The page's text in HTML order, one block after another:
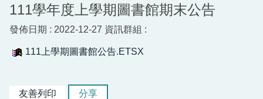
111學年度上學期圖書館期末公告
發佈日期 : 2022-12-27 資訊群組 :
111上學期圖書館公告.ETSX
友善列印 分享